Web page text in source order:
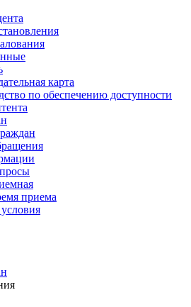
карта
по обеспечению доступности
приема